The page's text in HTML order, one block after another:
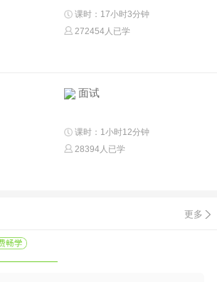
课时：17小时3分钟
272454人已学
面试
课时：1小时12分钟
28394人已学
更多